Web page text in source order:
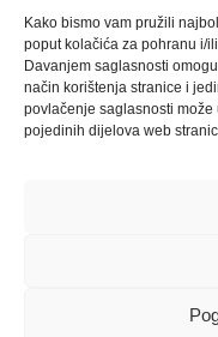
Kako bismo vam pružili
poput kolačića za pohranu i/
Davanjem saglasnosti
način korištenja stranice i
povlačenje saglasnosti
pojedinih dijelova web© 2026